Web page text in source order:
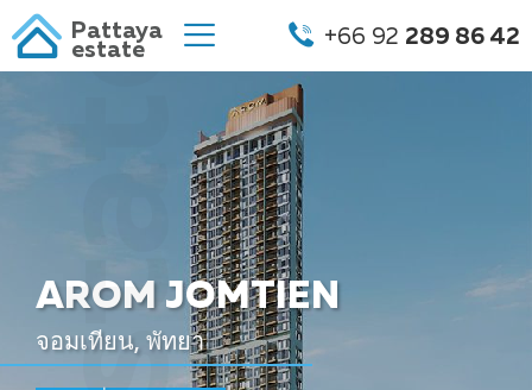
Pattaya
estate
+66 92 289 86 42
AROM JOMTIEN
จอมเทียน, พัทยา